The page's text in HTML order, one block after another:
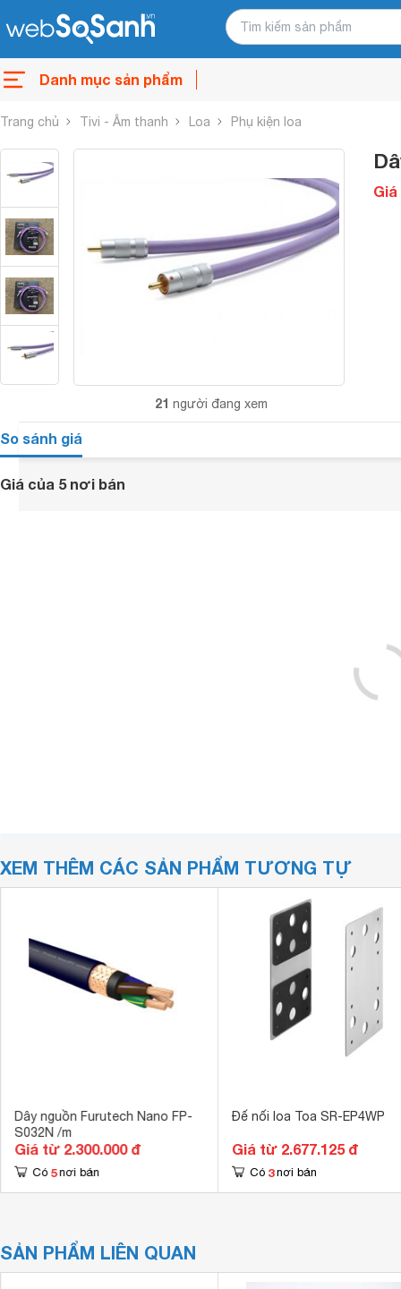
Danh mục sản phẩm
Trang chủ Tivi - Âm thanh Loa Phụ kiện loa
21 người đang xem
Giá
So sánh giá
Giá của 5 nơi bán
XEM THÊM CÁC SẢN PHẨM TƯƠNG TỰ
Dây nguồn Furutech Nano FP-
S032N /m
Giá từ 2.300.000 đ
Có 5 nơi bán
Đế nối loa Toa SR-EP4WP
Giá từ 2.677.125 đ
Có 3 nơi bán
SẢN PHẨM LIÊN QUAN